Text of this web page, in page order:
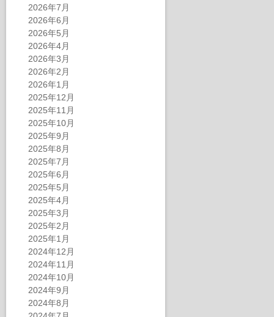
2026年7月
2026年6月
2026年5月
2026年4月
2026年3月
2026年2月
2026年1月
2025年12月
2025年11月
2025年10月
2025年9月
2025年8月
2025年7月
2025年6月
2025年5月
2025年4月
2025年3月
2025年2月
2025年1月
2024年12月
2024年11月
2024年10月
2024年9月
2024年8月